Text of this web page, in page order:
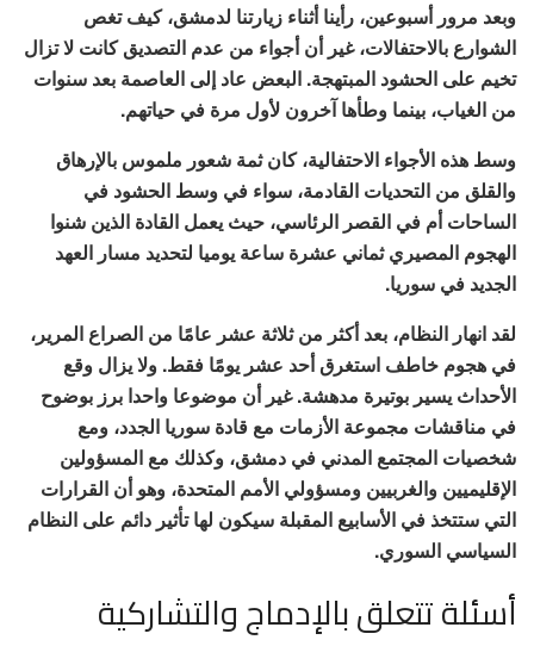
وبعد مرور أسبوعين، رأينا أثناء زيارتنا لدمشق، كيف تغص
الشوارع بالاحتفالات، غير أن أجواء من عدم التصديق كانت لا تزال
تخيم على الحشود المبتهجة. البعض عاد إلى العاصمة بعد سنوات
من الغياب، بينما وطأها آخرون لأول مرة في حياتهم.
وسط هذه الأجواء الاحتفالية، كان ثمة شعور ملموس بالإرهاق
والقلق من التحديات القادمة، سواء في وسط الحشود في
الساحات أم في القصر الرئاسي، حيث يعمل القادة الذين شنوا
الهجوم المصيري ثماني عشرة ساعة يوميا لتحديد مسار العهد
الجديد في سوريا.
لقد انهار النظام، بعد أكثر من ثلاثة عشر عامًا من الصراع المرير،
في هجوم خاطف استغرق أحد عشر يومًا فقط. ولا يزال وقع
الأحداث يسير بوتيرة مدهشة. غير أن موضوعا واحدا برز بوضوح
في مناقشات مجموعة الأزمات مع قادة سوريا الجدد، ومع
شخصيات المجتمع المدني في دمشق، وكذلك مع المسؤولين
الإقليميين والغربيين ومسؤولي الأمم المتحدة، وهو أن القرارات
التي ستتخذ في الأسابيع المقبلة سيكون لها تأثير دائم على النظام
السياسي السوري.
أسئلة تتعلق بالإدماج والتشاركية